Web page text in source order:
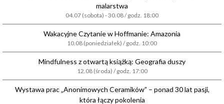
malarstwa
04.07 (sobota) - 30.08 / godz. 18:00
Wakacyjne Czytanie w Hoffmanie: Amazonia
10.08 (poniedziałek) / godz. 10:00
Mindfulness z otwartą książką: Geografia duszy
12.08 (środa) / godz. 17:00
Wystawa prac „Anonimowych Ceramików” – ponad 30 lat pasji,
która łączy pokolenia